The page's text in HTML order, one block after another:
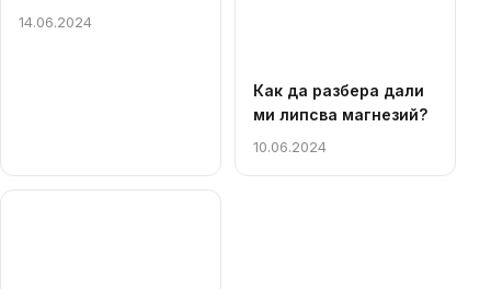
14.06.2024
Как да разбера дали
ми липсва магнезий?
10.06.2024